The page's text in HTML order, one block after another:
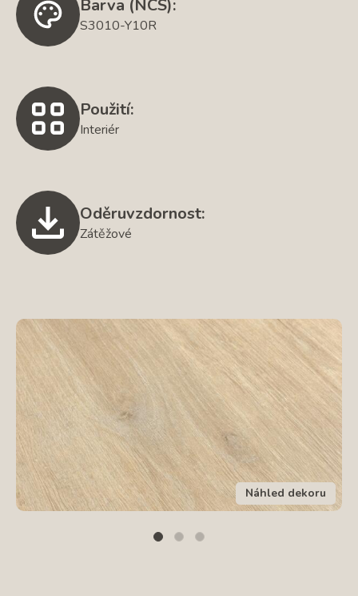
Barva (NCS):
S3010-Y10R
Použití:
Interiér
Oděruvzdornost:
Zátěžové
Náhled dekoru